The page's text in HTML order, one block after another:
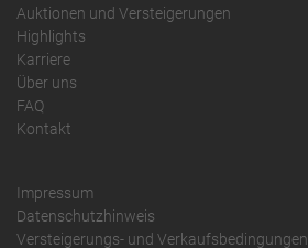
Auktionen und Versteigerungen
Highlights
Karriere
Über uns
FAQ
Kontakt
Impressum
Datenschutzhinweis
Versteigerungs- und Verkaufsbedingungen